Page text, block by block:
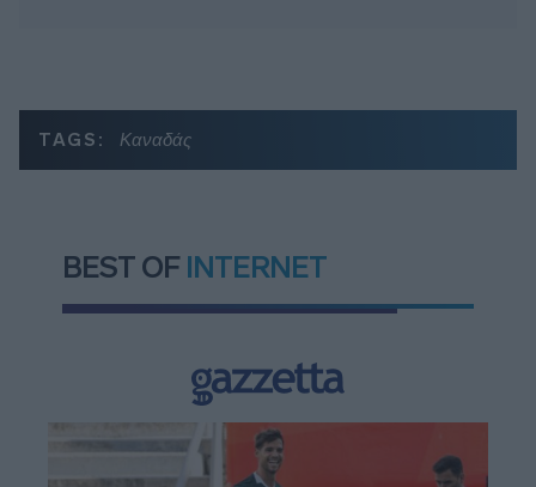
TAGS: Καναδάς
BEST OF INTERNET